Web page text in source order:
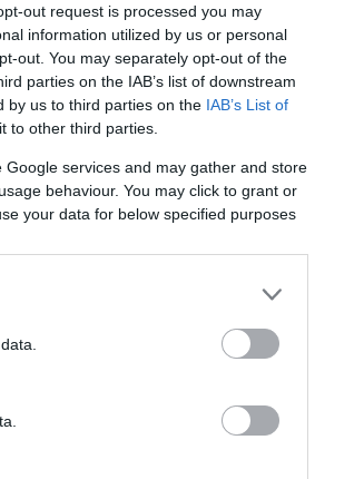
out request is processed you may
information utilized by us or personal
out. You may separately opt-out of the
parties on the IAB’s list of downstream
by us to third parties on the IAB’s List of
to other third parties.
services and may gather and store
behaviour. You may click to grant or
your data for below specified purposes
σπουδές στο Δίκαιο
μέχρι το 2014 οπότε και